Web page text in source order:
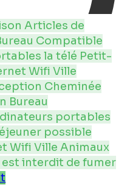
Articles de
Compatible
la télé Petit-
WifiVille
Cheminée
Bureau
portables
possible
WifiVilleAnimaux
est interdit de fumer